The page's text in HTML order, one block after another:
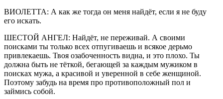
ВИОЛЕТТА: А как же тогда он меня найдёт, если я не буду
его искать.
ШЕСТОЙ АНГЕЛ: Найдёт, не переживай. А своими
поисками ты только всех отпугиваешь и всякое дерьмо
привлекаешь. Твоя озабоченность видна, и это плохо. Ты
должна быть не тёткой, бегающей за каждым мужиком в
поисках мужа, а красивой и уверенной в себе женщиной.
Поэтому забудь на время про противоположный пол и
займись собой.